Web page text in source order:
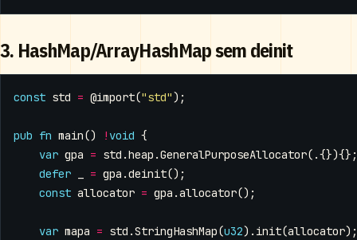
3. HashMap/ArrayHashMap sem deinit
const std = @import("std" );
pub fn main() ! void {
var gpa = std .heap .GeneralPurposeAllocator(.{}){};
defer
= gpa .deinit();
const allocator = gpa .allocator();
var mapa = std .StringHashMap(u32). init(allocator);